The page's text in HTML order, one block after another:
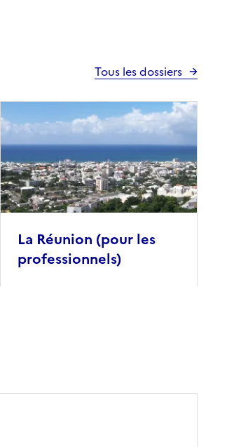
Tous les dossiers
La Réunion (pour les
professionnels)
principale